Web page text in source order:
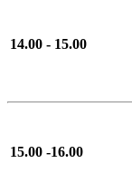
14.00 - 15.00
15.00 -16.00